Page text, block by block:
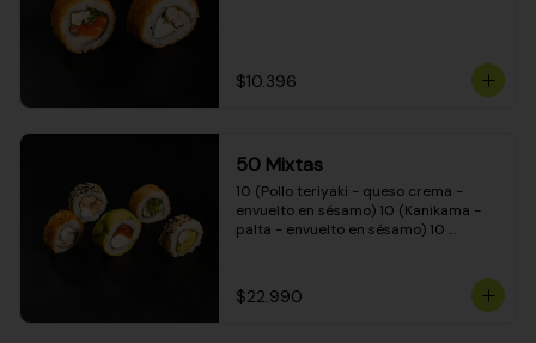
$10.396
50 Mixtas
10 (Pollo teriyaki - queso crema -
envuelto en sésamo) 10 (Kanikama -
palta - envuelto en sésamo) 10
cebollín - envuelto en masa tempura)
10 (Pimentón - queso crema - cebollín
$22.990